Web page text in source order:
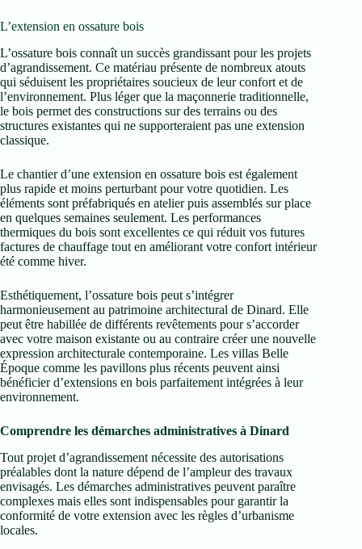
L’extension en ossature bois
L’ossature bois connaît un succès grandissant pour les projets
d’agrandissement. Ce matériau présente de nombreux atouts
qui séduisent les propriétaires soucieux de leur confort et de
l’environnement. Plus léger que la maçonnerie traditionnelle,
le bois permet des constructions sur des terrains ou des
structures existantes qui ne supporteraient pas une extension
classique.
Le chantier d’une extension en ossature bois est également
plus rapide et moins perturbant pour votre quotidien. Les
éléments sont préfabriqués en atelier puis assemblés sur place
en quelques semaines seulement. Les performances
thermiques du bois sont excellentes ce qui réduit vos futures
factures de chauffage tout en améliorant votre confort intérieur
été comme hiver.
Esthétiquement, l’ossature bois peut s’intégrer
harmonieusement au patrimoine architectural de Dinard. Elle
peut être habillée de différents revêtements pour s’accorder
avec votre maison existante ou au contraire créer une nouvelle
expression architecturale contemporaine. Les villas Belle
Époque comme les pavillons plus récents peuvent ainsi
bénéficier d’extensions en bois parfaitement intégrées à leur
environnement.
Comprendre les démarches administratives à Dinard
Tout projet d’agrandissement nécessite des autorisations
préalables dont la nature dépend de l’ampleur des travaux
envisagés. Les démarches administratives peuvent paraître
complexes mais elles sont indispensables pour garantir la
conformité de votre extension avec les règles d’urbanisme
locales.